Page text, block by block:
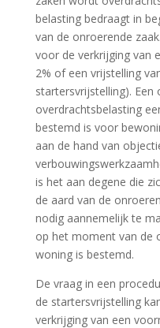
belasting bedraagt in
van de onroerende
voor de verkrijging van
2% of een vrijstelling
startersvrijstelling).
overdrachtsbelasting
bestemd is voor
aan de hand van
is het aan degene die
de aard van de
nodig aannemelijk te
op het moment van de
woning is bestemd.
De vraag in een
de startersvrijstelling
verkrijging van een